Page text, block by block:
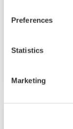
Preferences
Statistics
Marketing
최대 30 개의
있습니다. 또